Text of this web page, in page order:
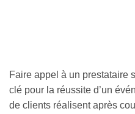
Faire appel à un prestataire
clé pour la réussite d’un
de clients réalisent après